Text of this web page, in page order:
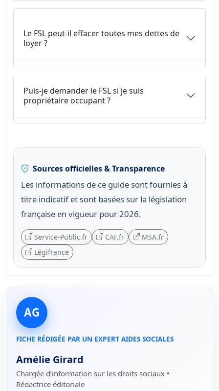
Le FSL peut-il effacer toutes mes dettes de
loyer ?
Puis-je demander le FSL si je suis
propriétaire occupant ?
Sources officielles & Transparence
Les informations de ce guide sont fournies à
titre indicatif et sont basées sur la législation
française en vigueur pour 2026.
Service-Public.fr CAF.fr
MSA.fr
Légifrance
AG
FICHE RÉDIGÉE PAR UN EXPERT AIDES SOCIALES
Amélie Girard
Chargée d’information sur les droits sociaux •
Rédactrice éditoriale